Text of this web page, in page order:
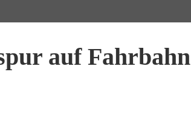
auf Fahrbahn